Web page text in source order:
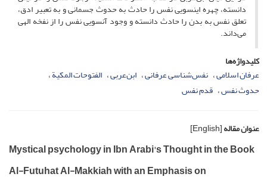
دانسته، چهره این‏سویی نفس را حادث به حدوث جسمانی و به تعبیر ادق،
تعلق نفس به بدن را حادث دانسته و وجود آن‏سویی نفس را از نفخه الهی
می‌داند.
کلیدواژه‌ها
عرفان اسلامی نفس‌شناسی عرفانی ابن‌عربی الفتوحات المکیة
حدوث نفس قدم نفس
عنوان مقاله[English]
Mystical psychology in Ibn Arabi's Thought in the Book
Al-Futuhat Al-Makkiah with an Emphasis on